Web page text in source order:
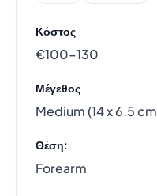
Κόστος
€100–130
Μέγεθος
Medium (14 x 6.5
Θέση:
Forearm